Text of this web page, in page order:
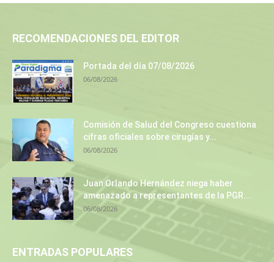
RECOMENDACIONES DEL EDITOR
Portada del día 07/08/2026
06/08/2026
Comisión de Salud del Congreso cuestiona
cifras oficiales sobre cirugías y...
06/08/2026
Juan Orlando Hernández niega haber
amenazado a representantes de la PGR...
06/08/2026
ENTRADAS POPULARES